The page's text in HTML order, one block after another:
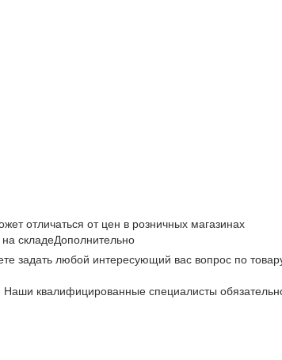
отличаться от цен в розничных магазинах
складеДополнительно
задать любой интересующий вас вопрос по
Наши квалифицированные специалисты